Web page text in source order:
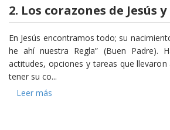
2. Los corazones de Jesús
En Jesús encontramos todo; su
he ahí nuestra Regla” (Buen Padre).
actitudes, opciones y tareas que llevaron
tener su co...
Leer más